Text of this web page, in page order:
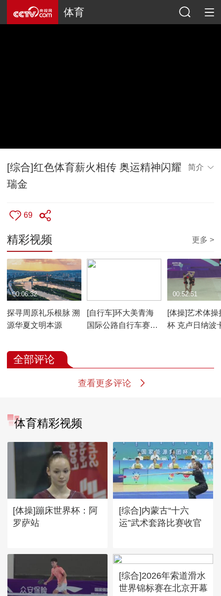
体育
[综合]红色体育薪火相传 奥运精神闪耀
瑞金
简介
69
精彩视频 更多 >
探寻周原礼乐根脉 溯
源华夏文明本源
00:06:32
[自行车]环大美青海
国际公路自行车赛第
[体操]艺术体操
杯 克卢日纳波
00:52:51
全部评论
查看更多评论
体育精彩视频
[体操]蹦床世界杯：阿
罗萨站
[综合]内蒙古“十六
运”武术套路比赛收官
[综合]2026年索道滑水
世界锦标赛在北京开幕